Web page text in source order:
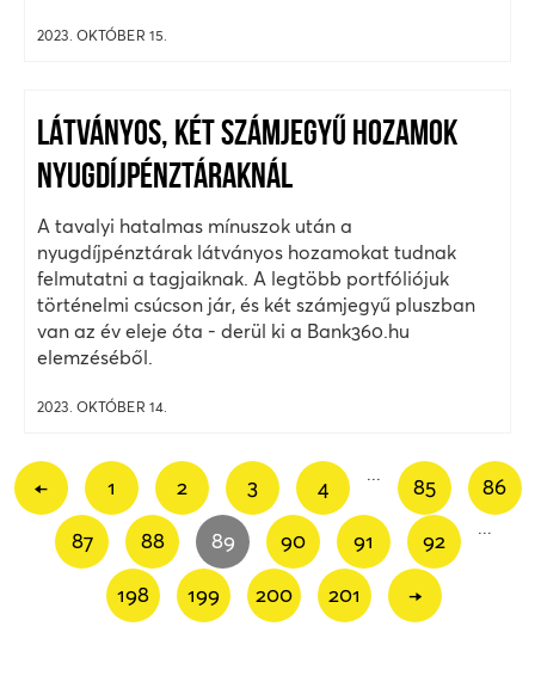
2023. OKTÓBER 15.
LÁTVÁNYOS, KÉT SZÁMJEGYŰ HOZAMOK
NYUGDÍJPÉNZTÁRAKNÁL
A tavalyi hatalmas mínuszok után a
nyugdíjpénztárak látványos hozamokat tudnak
felmutatni a tagjaiknak. A legtöbb portfóliójuk
történelmi csúcson jár, és két számjegyű pluszban
van az év eleje óta - derül ki a Bank360.hu
elemzéséből.
2023. OKTÓBER 14.
← 1 2 3 4 85 86
87 88 89 90 91 92
198 199 200 201 →